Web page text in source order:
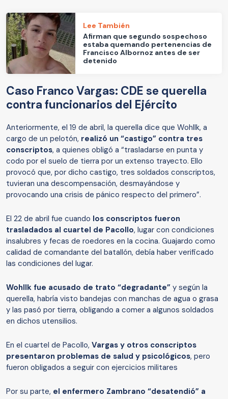
Lee También
Afirman que segundo sospechoso
estaba quemando pertenencias de
Francisco Albornoz antes de ser
detenido
Caso Franco Vargas: CDE se querella
contra funcionarios del Ejército
Anteriormente, el 19 de abril, la querella dice que Wohllk, a
cargo de un pelotón, realizó un “castigo” contra tres
conscriptos, a quienes obligó a “trasladarse en punta y
codo por el suelo de tierra por un extenso trayecto. Ello
provocó que, por dicho castigo, tres soldados conscriptos,
tuvieran una descompensación, desmayándose y
provocando una crisis de pánico respecto del primero”.
El 22 de abril fue cuando los conscriptos fueron
trasladados al cuartel de Pacollo, lugar con condiciones
insalubres y fecas de roedores en la cocina. Guajardo como
calidad de comandante del batallón, debía haber verificado
las condiciones del lugar.
Wohllk fue acusado de trato “degradante” y según la
querella, habría visto bandejas con manchas de agua o grasa
y las pasó por tierra, obligando a comer a algunos soldados
en dichos utensilios.
En el cuartel de Pacollo, Vargas y otros conscriptos
presentaron problemas de salud y psicológicos, pero
fueron obligados a seguir con ejercicios militares
Por su parte, el enfermero Zambrano “desatendió” a